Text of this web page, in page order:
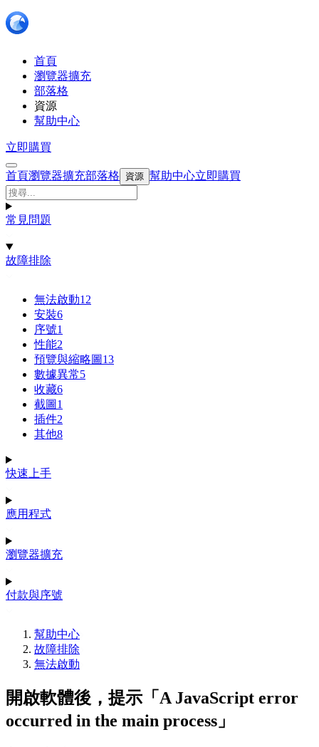
首頁
瀏覽器擴充
部落格
資源
幫助中心
立即購買
首頁瀏覽器擴充部落格 資源 幫助中心立即購買
常見問題
故障排除
無法啟動12
安裝6
序號1
性能2
預覽與縮略圖 13
數據異常5
收藏6
截圖 1
插件2
其他8
快速上手
應用程式
瀏覽器擴充
付款與序號
幫助中心
故障排除
無法啟動
開啟軟體後，提示「A JavaScript error
occurred in the main process」